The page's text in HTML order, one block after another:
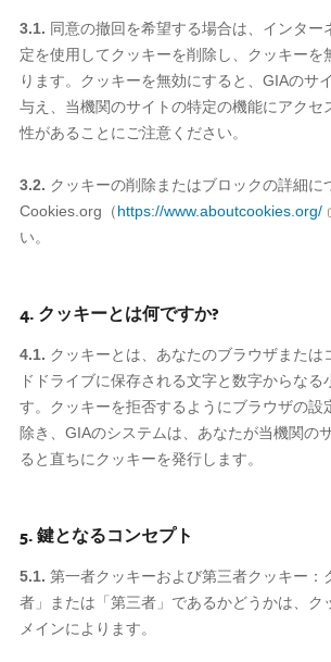
3.1. 同意の撤回を希望する場合は、インター
定を使用してクッキーを削除し、クッキーを
ります。クッキーを無効にすると、GIAのサ
与え、当機関のサイトの特定の機能にアクセ
性があることにご注意ください。
3.2. クッキーの削除またはブロックの詳細に
Cookies.org （https://www.aboutcookies.org/
い。
4. クッキーとは何ですか?
4.1. クッキーとは、あなたのブラウザまたは
ドドライブに保存される文字と数字からなる
す。クッキーを拒否するようにブラウザの設
除き、GIAのシステムは、あなたが当機関の
ると直ちにクッキーを発行します。
5. 鍵となるコンセプト
5.1. 第一者クッキーおよび第三者クッキー：
者」または「第三者」であるかどうかは、ク
メインによります。